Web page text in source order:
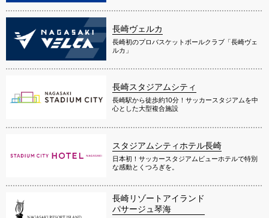
長崎ヴェルカ
長崎初のプロバスケットボールクラブ「長崎ヴェ
ルカ」
長崎スタジアムシティ
長崎駅から徒歩約10分！サッカースタジアムを中
心とした大型複合施設
スタジアムシティホテル長崎
日本初！サッカースタジアムビューホテルで特別
な感動とくつろぎを。
長崎リゾートアイランド
パサージュ琴海